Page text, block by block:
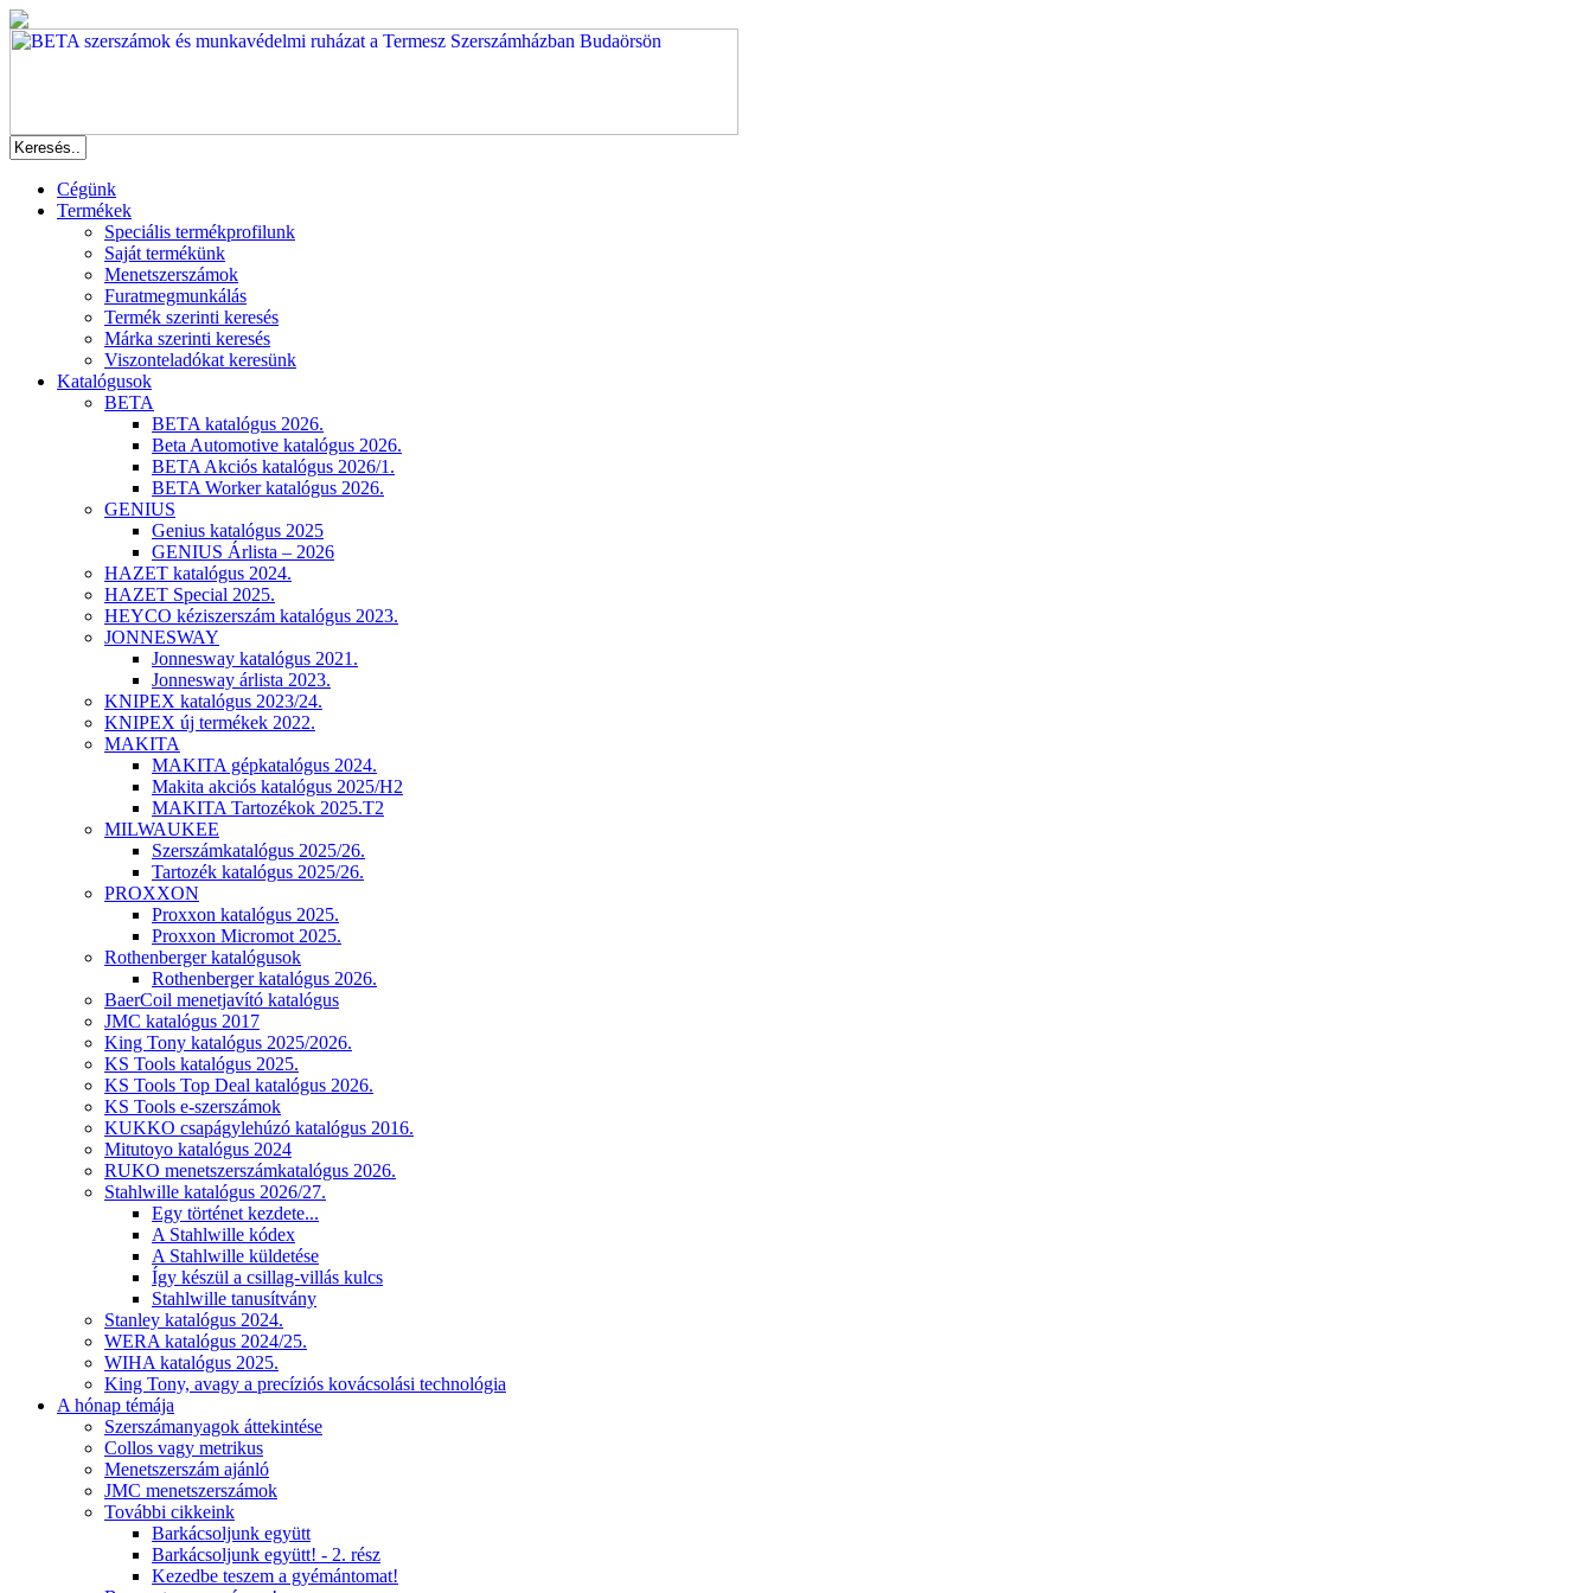
Cégünk
Termékek
Speciális termékprofilunk
Saját termékünk
Menetszerszámok
Furatmegmunkálás
Termék szerinti keresés
Márka szerinti keresés
Viszonteladókat keresünk
Katalógusok
BETA
BETA katalógus 2026.
Beta Automotive katalógus 2026.
BETA Akciós katalógus 2026/1.
BETA Worker katalógus 2026.
GENIUS
Genius katalógus 2025
GENIUS Árlista – 2026
HAZET katalógus 2024.
HAZET Special 2025.
HEYCO kéziszerszám katalógus 2023.
JONNESWAY
Jonnesway katalógus 2021.
Jonnesway árlista 2023.
KNIPEX katalógus 2023/24.
KNIPEX új termékek 2022.
MAKITA
MAKITA gépkatalógus 2024.
Makita akciós katalógus 2025/H2
MAKITA Tartozékok 2025.T2
MILWAUKEE
Szerszámkatalógus 2025/26.
Tartozék katalógus 2025/26.
PROXXON
Proxxon katalógus 2025.
Proxxon Micromot 2025.
Rothenberger katalógusok
Rothenberger katalógus 2026.
BaerCoil menetjavító katalógus
JMC katalógus 2017
King Tony katalógus 2025/2026.
KS Tools katalógus 2025.
KS Tools Top Deal katalógus 2026.
KS Tools e-szerszámok
KUKKO csapágylehúzó katalógus 2016.
Mitutoyo katalógus 2024
RUKO menetszerszámkatalógus 2026.
Stahlwille katalógus 2026/27.
Egy történet kezdete...
A Stahlwille kódex
A Stahlwille küldetése
Így készül a csillag-villás kulcs
Stahlwille tanusítvány
Stanley katalógus 2024.
WERA katalógus 2024/25.
WIHA katalógus 2025.
King Tony, avagy a precíziós kovácsolási technológia
A hónap témája
Szerszámanyagok áttekintése
Collos vagy metrikus
Menetszerszám ajánló
JMC menetszerszámok
További cikkeink
Barkácsoljunk együtt
Barkácsoljunk együtt! - 2. rész
Kezedbe teszem a gyémántomat!